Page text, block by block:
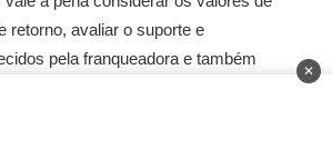
retorno, avaliar o suporte e
pela franqueadora e também
✕